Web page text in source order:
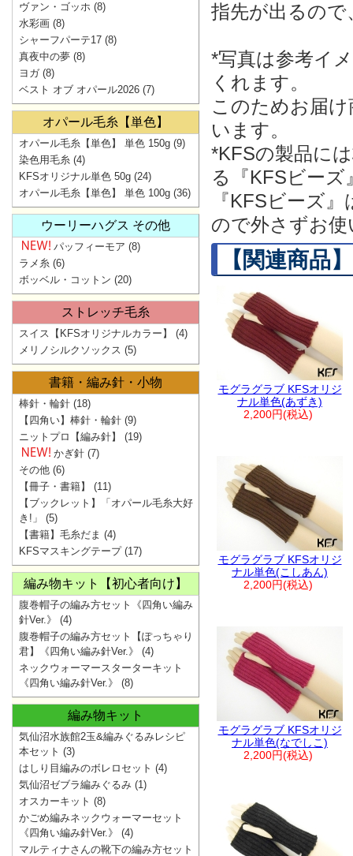
指先が出るので
*写真は参考イ
くれます。
このためお届
います。
*KFSの製品に
る『KFSビー
『KFSビーズ
ので外さずお
【関連商品】
モグラグラブ KFSオリジ
ナル単色(あずき)
2,200円(税込)
モグラグラブ KFSオリジ
ナル単色(こしあん)
2,200円(税込)
モグラグラブ KFSオリジ
ナル単色(なでしこ)
2,200円(税込)
ヴァン・ゴッホ (8)
水彩画 (8)
シャーフパーテ17 (8)
真夜中の夢 (8)
ヨガ(8)
ベスト オブ オパール2026 (7)
オパール毛糸【単色】
オパール毛糸【単色】 単色 150g (9)
染色用毛糸 (4)
KFSオリジナル単色 50g (24)
オパール毛糸【単色】 単色 100g (36)
ウーリーハグス その他
パッフィーモア (8)
ラメ糸 (6)
ボッベル・コットン (20)
ストレッチ毛糸
スイス【KFSオリジナルカラー】
(4)
メリノシルクソックス (5)
書籍・編み針・小物
棒針・輪針 (18)
【四角い】棒針・輪針 (9)
ニットプロ【編み針】
(19)
かぎ針 (7)
その他 (6)
【冊子・書籍】
(11)
【ブックレット】「オパール毛糸大好
き!」
(5)
【書籍】毛糸だま (4)
KFSマスキングテープ(17)
編み物キット【初心者向け】
腹巻帽子の編み方セット《四角い編み
針Ver.》
(4)
腹巻帽子の編み方セット【ぽっちゃり
君】《四角い編み針Ver.》
(4)
ネックウォーマースターターキット
《四角い編み針Ver.》
(8)
編み物キット
気仙沼水族館2玉&編みぐるみレシピ
本セット (3)
はしり目編みのボレロセット (4)
気仙沼ゼブラ編みぐるみ (1)
オスカーキット (8)
かごめ編みネックウォーマーセット
《四角い編み針Ver.》
(4)
マルティナさんの靴下の編み方セット